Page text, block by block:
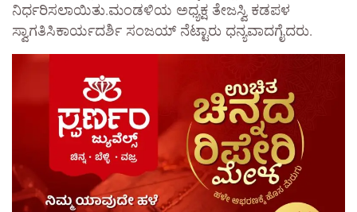
ನಿರ್ಧರಿಸಲಾಯಿತು.ಮಂಡಳಿಯ ಅಧ್ಯಕ್ಷ ತೇಜಸ್ವಿ ಕಡಪಳ
ಸ್ವಾಗತಿಸಿಕಾರ್ಯದರ್ಶಿ ಸಂಜಯ್ ನೆಟ್ಟಾರು ಧನ್ಯವಾದಗೈದರು.